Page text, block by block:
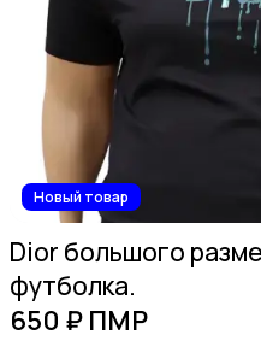
Аксессуары
Новый товар
Dior большого
футболка.
650 ₽ ПМР